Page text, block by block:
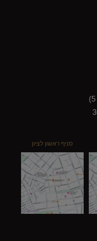
סניף ראשון לציון